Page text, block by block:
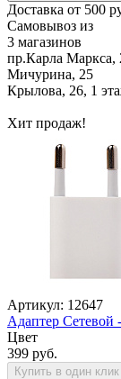
Доставка от 500
Самовывоз из
3 магазинов
пр.Карла Маркса,
Мичурина, 25
Крылова, 26, 1
Хит продаж!
Артикул: 12647
Адаптер
Цвет
399 руб.
Купить в один клик